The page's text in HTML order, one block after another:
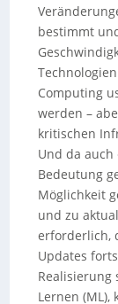
bestimmt
Computing
werden –
kritischen
Und da auch
Bedeutung
Möglichkeit
und zu
erforderlich,
Updates
Realisierung
Lernen (ML),